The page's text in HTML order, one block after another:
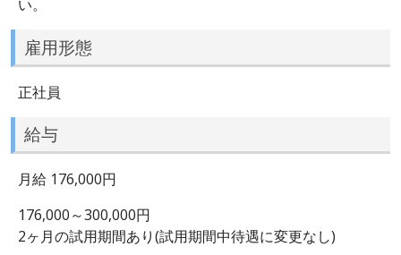
い。
雇用形態
正社員
給与
月給 176,000円
176,000～300,000円
2ヶ月の試用期間あり(試用期間中待遇に変更なし)